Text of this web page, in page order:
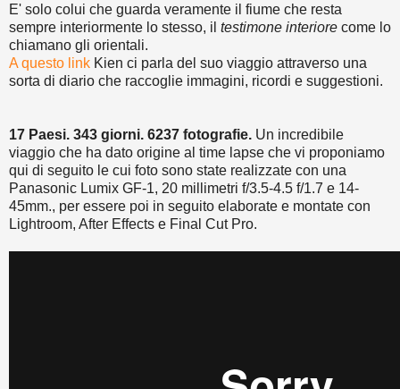
E' solo colui che guarda veramente il fiume che resta
sempre interiormente lo stesso, il testimone interiore come lo
chiamano gli orientali.
A questo link Kien ci parla del suo viaggio attraverso una
sorta di diario che raccoglie immagini, ricordi e suggestioni.
17 Paesi. 343 giorni. 6237 fotografie. Un incredibile
viaggio che ha dato origine al time lapse che vi proponiamo
qui di seguito le cui foto sono state realizzate con una
Panasonic Lumix GF-1, 20 millimetri f/3.5-4.5 f/1.7 e 14-
45mm., per essere poi in seguito elaborate e montate con
Lightroom, After Effects e Final Cut Pro.